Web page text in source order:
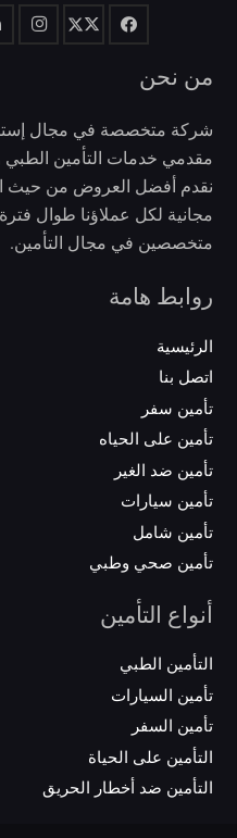
من نحن
شركة متخصصة في مجال
مقدمي خدمات التأمين الطبي
نقدم أفضل العروض من حيث
مجانية لكل عملاؤنا طوال
متخصصين في مجال التأمين.
روابط هامة
الرئيسية
اتصل بنا
تأمين سفر
تأمين على الحياه
تأمين ضد الغير
تأمين سيارات
تأمين شامل
تأمين صحي وطبي
أنواع التأمين
التأمين الطبي
تأمين السيارات
تأمين السفر
التأمين على الحياة
التأمين ضد أخطار الحريق